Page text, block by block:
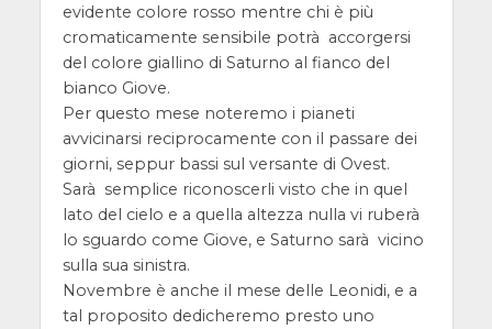
evidente colore rosso mentre chi è più
cromaticamente sensibile potrà accorgersi
del colore giallino di Saturno al fianco del
bianco Giove.
Per questo mese noteremo i pianeti
avvicinarsi reciprocamente con il passare dei
giorni, seppur bassi sul versante di Ovest.
Sarà semplice riconoscerli visto che in quel
lato del cielo e a quella altezza nulla vi ruberà
lo sguardo come Giove, e Saturno sarà vicino
sulla sua sinistra.
Novembre è anche il mese delle Leonidi, e a
tal proposito dedicheremo presto uno